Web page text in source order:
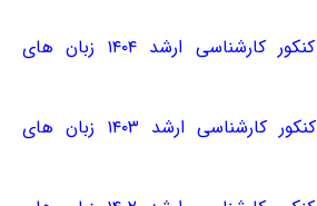
دانلود سوالات کنکور کارشناسی ارشد ۱۴۰۴ زبان های
دانلود سوالات کنکور کارشناسی ارشد ۱۴۰۳ زبان های